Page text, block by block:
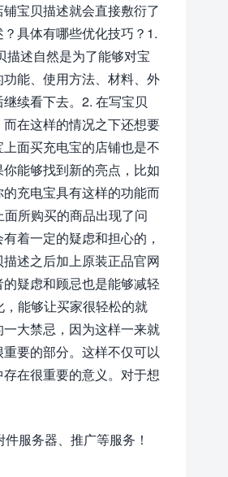
宝贝描述就会直接敷衍了
具体有哪些优化技巧？1.
述自然是为了能够对宝
能、使用方法、材料、外
续看下去。2. 在写宝贝
在这样的情况之下还想要
面买充电宝的店铺也是不
能够找到新的亮点，比如
充电宝具有这样的功能而
所购买的商品出现了问
着一定的疑虑和担心的，
述之后加上原装正品官网
疑虑和顾忌也是能够减轻
能够让买家很轻松的就
大禁忌，因为这样一来就
要的部分。这样不仅可以
在很重要的意义。对于想
服务器、推广等服务！